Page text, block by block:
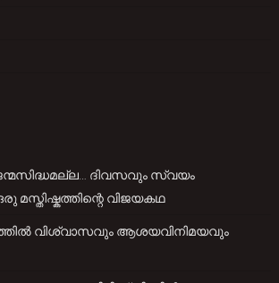
ജന്മസിദ്ധമല്ല… ദിവസവും സ്വയം
മസ്തിഷ്കത്തിന്റെ വിജയകഥ
വിശ്വാസവും ആശയവിനിമയവും